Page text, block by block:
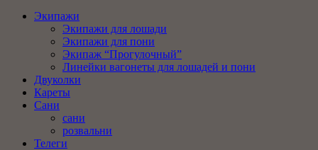
Экипажи
Экипажи для лошади
Экипажи для пони
Экипаж “Прогулочный”
Линейки вагонеты для лошадей и пони
Двуколки
Кареты
Сани
сани
розвальни
Телеги